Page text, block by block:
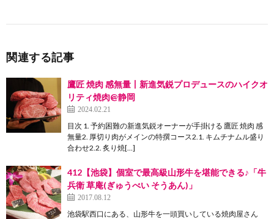
関連する記事
鷹匠 焼肉 感無量丨新進気鋭プロデュースのハイクオ
リティ焼肉@静岡
2024.02.21
目次 1. 予約困難の新進気鋭オーナーが手掛ける 鷹匠 焼肉 感
無量2. 厚切り肉がメインの特撰コース2.1. キムチナムル盛り
合わせ2.2. 炙り焼[…]
412【池袋】個室で最高級山形牛を堪能できる♪「牛
兵衛 草庵(ぎゅうべい そうあん)」
2017.08.12
池袋駅西口にある、山形牛を一頭買いしている焼肉屋さん